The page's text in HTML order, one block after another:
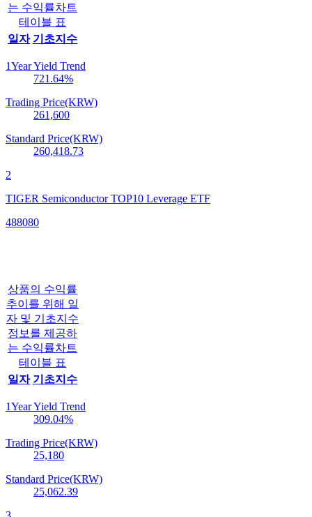
는 수익률차트
테이블 표
일자 기초지수
1Year Yield Trend
721.64%
Trading Price(KRW)
261,600
Standard Price(KRW)
260,418.73
2
TIGER Semiconductor TOP10 Leverage ETF
488080
상품의 수익률
추이를 위해 일
자 및 기초지수
정보를 제공하
는 수익률차트
테이블 표
일자 기초지수
1Year Yield Trend
309.04%
Trading Price(KRW)
25,180
Standard Price(KRW)
25,062.39